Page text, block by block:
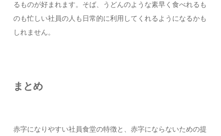
るものが好まれます。そば、うどんのような素早く食べれるも
のも忙しい社員の人も日常的に利用してくれるようになるかも
しれません。
まとめ
赤字になりやすい社員食堂の特徴と、赤字にならないための提